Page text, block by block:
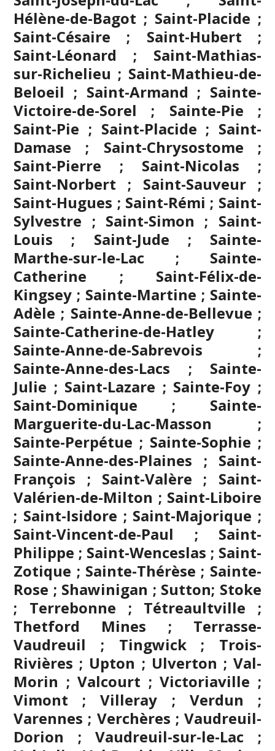
Hélène-de-Bagot ; Saint-Placide ;
Saint-Césaire ; Saint-Hubert ;
Saint-Léonard ; Saint-Mathias-
sur-Richelieu ; Saint-Mathieu-de-
Beloeil ; Saint-Armand ; Sainte-
Victoire-de-Sorel ; Sainte-Pie ;
Saint-Pie ; Saint-Placide ; Saint-
Damase ; Saint-Chrysostome ;
Saint-Pierre ; Saint-Nicolas ;
Saint-Norbert ; Saint-Sauveur ;
Saint-Hugues ; Saint-Rémi ; Saint-
Sylvestre ; Saint-Simon ; Saint-
Louis ; Saint-Jude ; Sainte-
Marthe-sur-le-Lac ; Sainte-
Catherine ; Saint-Félix-de-
Kingsey ; Sainte-Martine ; Sainte-
Adèle ; Sainte-Anne-de-Bellevue ;
Sainte-Catherine-de-Hatley ;
Sainte-Anne-de-Sabrevois ;
Sainte-Anne-des-Lacs ; Sainte-
Julie ; Saint-Lazare ; Sainte-Foy ;
Saint-Dominique ; Sainte-
Marguerite-du-Lac-Masson ;
Sainte-Perpétue ; Sainte-Sophie ;
Sainte-Anne-des-Plaines ; Saint-
François ; Saint-Valère ; Saint-
Valérien-de-Milton ; Saint-Liboire
; Saint-Isidore ; Saint-Majorique ;
Saint-Vincent-de-Paul ; Saint-
Philippe ; Saint-Wenceslas ; Saint-
Zotique ; Sainte-Thérèse ; Sainte-
Rose ; Shawinigan ; Sutton; Stoke
; Terrebonne ; Tétreaultville ;
Thetford Mines ; Terrasse-
Vaudreuil ; Tingwick ; Trois-
Rivières ; Upton ; Ulverton ; Val-
Morin ; Valcourt ; Victoriaville ;
Vimont ; Villeray ; Verdun ;
Varennes ; Verchères ; Vaudreuil-
Dorion ; Vaudreuil-sur-le-Lac ;